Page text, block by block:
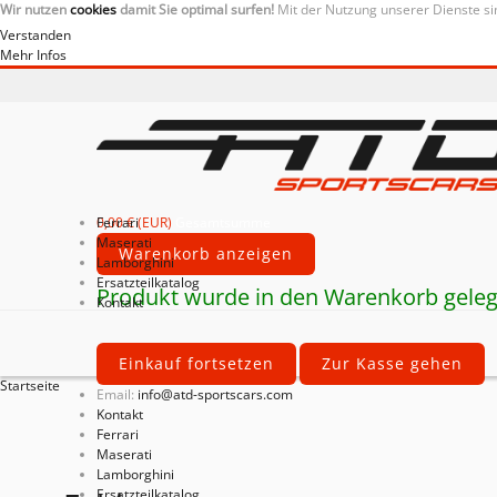
Wir nutzencookiesdamit Sie optimal surfen! Mit der Nutzung unserer Dienste
Verstanden
Mehr Infos
0,00 € (EUR)
Warenkorb anzeigen
Produkt wurde in den Warenkorb
Einkauf fortsetzen Zur Kasse gehen
Email: info@atd-sportscars.com
Kontakt
Ferrari
Maserati
Lamborghini
Ferrari
Maserati
Lamborghini
Ersatzteilkatalog
Kontakt
Startseite